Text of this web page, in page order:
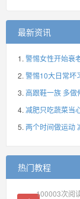
最新资讯
警惕女性开始衰
警惕10大日常坏
高跟鞋一族 多做
减肥只吃蔬菜当
两个时间做运动
热门教程
100003次阅